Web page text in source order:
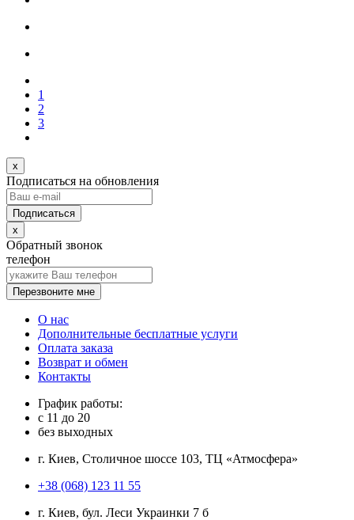
1
2
3
x
Подписаться на обновления
x
Обратный звонок
телефон
Перезвоните мне
О нас
Дополнительные бесплатные услуги
Оплата заказа
Возврат и обмен
Контакты
График работы:
с 11 до 20
без выходных
г. Киев, Столичное шоссе 103, ТЦ «Атмосфера»
+38 (068) 123 11 55
г. Киев, бул. Леси Украинки 7 б